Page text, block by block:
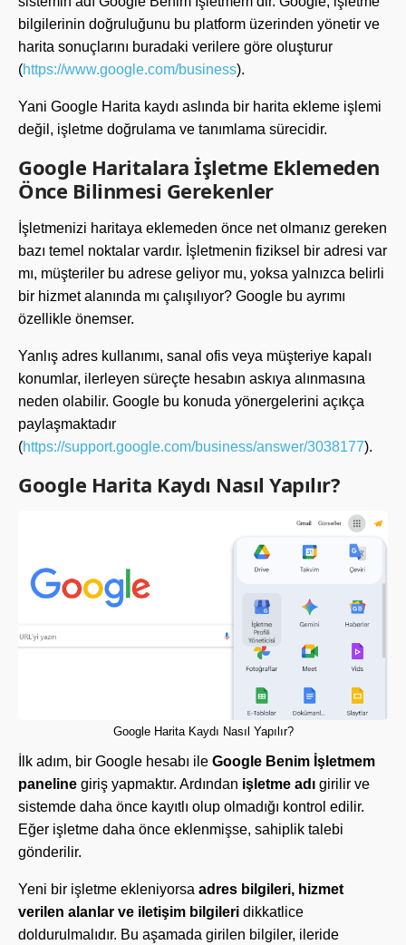
bilgilerinin doğruluğunu bu platform üzerinden yönetir ve
harita sonuçlarını buradaki verilere göre oluşturur
(https://www.google.com/business).
Yani Google Harita kaydı aslında bir harita ekleme işlemi
değil, işletme doğrulama ve tanımlama sürecidir.
Google Haritalara İşletme Eklemeden
Önce Bilinmesi Gerekenler
İşletmenizi haritaya eklemeden önce net olmanız gereken
bazı temel noktalar vardır. İşletmenin fiziksel bir adresi var
mı, müşteriler bu adrese geliyor mu, yoksa yalnızca belirli
bir hizmet alanında mı çalışılıyor? Google bu ayrımı
özellikle önemser.
Yanlış adres kullanımı, sanal ofis veya müşteriye kapalı
konumlar, ilerleyen süreçte hesabın askıya alınmasına
neden olabilir. Google bu konuda yönergelerini açıkça
paylaşmaktadır
(https://support.google.com/business/answer/3038177).
Google Harita Kaydı Nasıl Yapılır?
Google Harita Kaydı Nasıl Yapılır?
İlk adım, bir Google hesabı ile Google Benim İşletmem
paneline giriş yapmaktır. Ardından işletme adı girilir ve
sistemde daha önce kayıtlı olup olmadığı kontrol edilir.
Eğer işletme daha önce eklenmişse, sahiplik talebi
gönderilir.
Yeni bir işletme ekleniyorsa adres bilgileri, hizmet
verilen alanlar ve iletişim bilgileri dikkatlice
doldurulmalıdır. Bu aşamada girilen bilgiler, ileride